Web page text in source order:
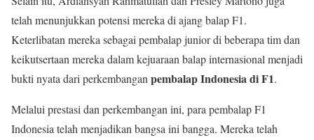
telah menunjukkan potensi mereka di ajang balap F1.
Keterlibatan mereka sebagai pembalap junior di beberapa tim dan
keikutsertaan mereka dalam kejuaraan balap internasional menjadi
bukti nyata dari perkembangan pembalap Indonesia di F1.
Melalui prestasi dan perkembangan ini, para pembalap F1
Indonesia telah menjadikan bangsa ini bangga. Mereka telah